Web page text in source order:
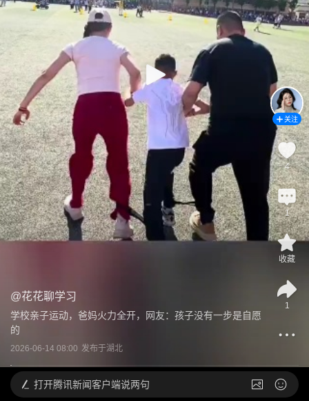
@花花聊学习
学校亲子运动，爸妈火力全开，网友：孩子没有一步是自愿
的
2026-06-14 08:00 发布于湖北
关注
4
1
收藏
1
打开腾讯新闻客户端说两句